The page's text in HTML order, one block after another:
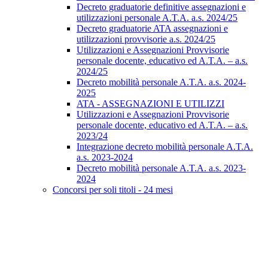
Decreto graduatorie definitive assegnazioni e
utilizzazioni personale A.T.A. a.s. 2024/25
Decreto graduatorie ATA assegnazioni e
utilizzazioni provvisorie a.s. 2024/25
Utilizzazioni e Assegnazioni Provvisorie
personale docente, educativo ed A.T.A. – a.s.
2024/25
Decreto mobilità personale A.T.A. a.s. 2024-
2025
ATA - ASSEGNAZIONI E UTILIZZI
Utilizzazioni e Assegnazioni Provvisorie
personale docente, educativo ed A.T.A. – a.s.
2023/24
Integrazione decreto mobilità personale A.T.A.
a.s. 2023-2024
Decreto mobilità personale A.T.A. a.s. 2023-
2024
Concorsi per soli titoli - 24 mesi